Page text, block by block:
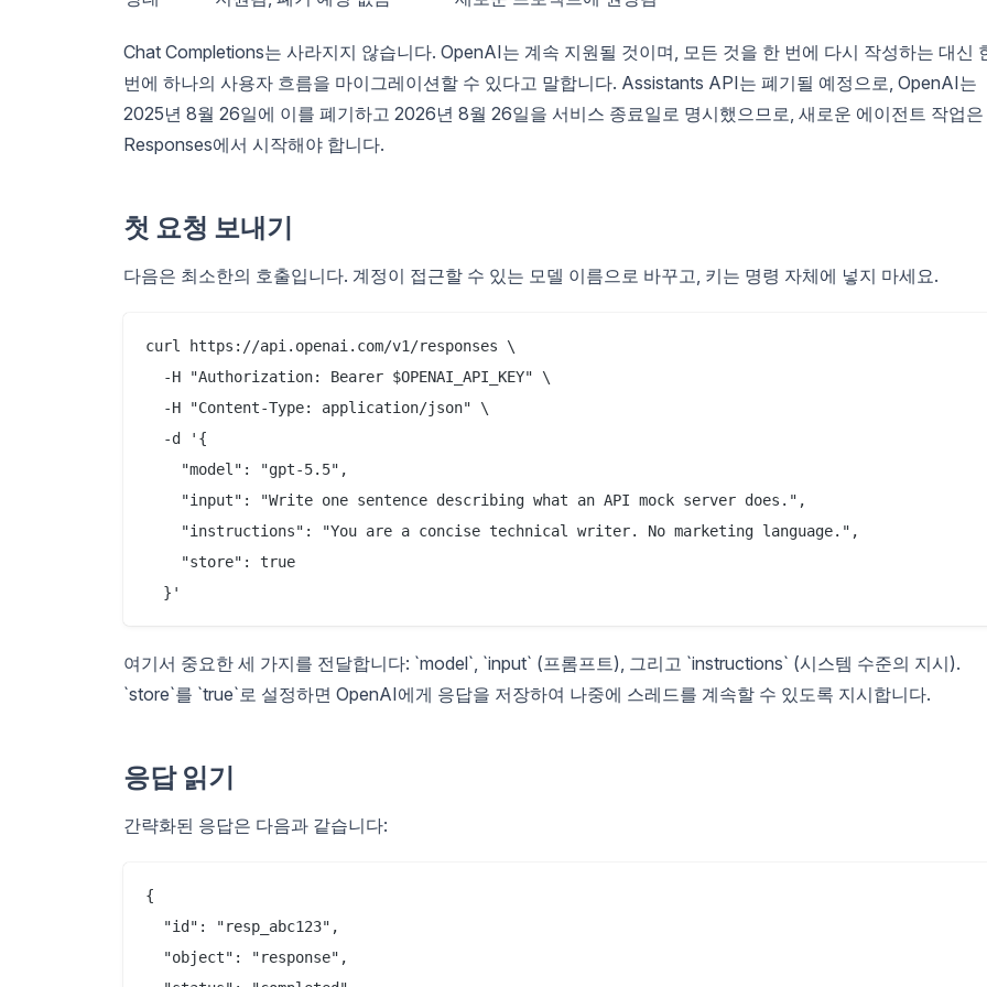
Chat Completions는 사라지지 않습니다. OpenAI는 계속 지원될 것이며, 모든 것을 한 번에 다시 작성하는 대신
번에 하나의 사용자 흐름을 마이그레이션할 수 있다고 말합니다. Assistants API는 폐기될 예정으로, OpenAI는
2025년 8월 26일에 이를 폐기하고 2026년 8월 26일을 서비스 종료일로 명시했으므로, 새로운 에이전트 작업은
Responses에서 시작해야 합니다.
첫 요청 보내기
다음은 최소한의 호출입니다. 계정이 접근할 수 있는 모델 이름으로 바꾸고, 키는 명령 자체에 넣지 마세요.
curl https://api.openai.com/v1/responses \
  -H "Authorization: Bearer $OPENAI_API_KEY" \
  -H "Content-Type: application/json" \
  -d '{
    "model": "gpt-5.5",
    "input": "Write one sentence describing what an API mock server does.",
    "instructions": "You are a concise technical writer. No marketing language.",
    "store": true
여기서 중요한 세 가지를 전달합니다: `model`, `input` (프롬프트), 그리고 `instructions` (시스템 수준의 지시).
`store`를 `true`로 설정하면 OpenAI에게 응답을 저장하여 나중에 스레드를 계속할 수 있도록 지시합니다.
응답 읽기
간략화된 응답은 다음과 같습니다:
{
  "id": "resp_abc123",
  "object": "response",